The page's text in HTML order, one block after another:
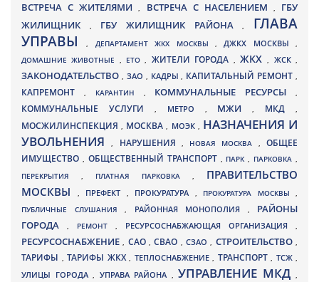
ВСТРЕЧА С ЖИТЕЛЯМИ, ВСТРЕЧА С НАСЕЛЕНИЕМ , ГБУ
ЖИЛИЩНИК
, ГБУ ЖИЛИЩНИК РАЙОНА, ГЛАВА
УПРАВЫ, ДЕПАРТАМЕНТ ЖКХ МОСКВЫ ,ДЖКХ МОСКВЫ ,
ДОМАШНИЕ ЖИВОТНЫЕ , ЕТО, ЖИТЕЛИ ГОРОДА , ЖКХ, ЖСК,
ЗАКОНОДАТЕЛЬСТВО , ЗАО , КАДРЫ, КАПИТАЛЬНЫЙ РЕМОНТ ,
КАПРЕМОНТ , КАРАНТИН , КОММУНАЛЬНЫЕ РЕСУРСЫ,
КОММУНАЛЬНЫЕ УСЛУГИ , МЕТРО , МЖИ, МКД ,
МОСЖИЛИНСПЕКЦИЯ, МОСКВА , МОЭК , НАЗНАЧЕНИЯ И
УВОЛЬНЕНИЯ, НАРУШЕНИЯ , НОВАЯ МОСКВА ,ОБЩЕЕ
ИМУЩЕСТВО , ОБЩЕСТВЕННЫЙ ТРАНСПОРТ , ПАРК, ПАРКОВКА ,
ПЕРЕКРЫТИЯ , ПЛАТНАЯ ПАРКОВКА , ПРАВИТЕЛЬСТВО
МОСКВЫ
, ПРЕФЕКТ , ПРОКУРАТУРА , ПРОКУРАТУРА МОСКВЫ ,
ПУБЛИЧНЫЕ СЛУШАНИЯ , РАЙОННАЯ МОНОПОЛИЯ , РАЙОНЫ
ГОРОДА
, РЕМОНТ , РЕСУРСОСНАБЖАЮЩАЯ ОРГАНИЗАЦИЯ ,
РЕСУРСОСНАБЖЕНИЕ, САО,СВАО ,СЗАО, СТРОИТЕЛЬСТВО,
ТАРИФЫ , ТАРИФЫ ЖКХ , ТЕПЛОСНАБЖЕНИЕ , ТРАНСПОРТ , ТСЖ ,
УЛИЦЫ ГОРОДА , УПРАВА РАЙОНА , УПРАВЛЕНИЕ МКД ,